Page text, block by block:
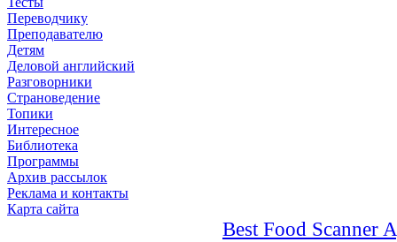
Переводчику
Преподавателю
Детям
Деловой английский
Разговорники
Страноведение
Топики
Интересное
Библиотека
Программы
Архив рассылок
Реклама и контакты
Карта сайта
Best Food Scanner